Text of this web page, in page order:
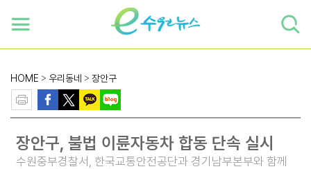
HOME > 우리동네 > 장안구
장안구, 불법 이륜자동차 합동 단속 실시
수원중부경찰서, 한국교통안전공단과 경기남부본부와 함께